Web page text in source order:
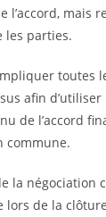
l’accord, mais
les parties.
toutes
afin
de l’accord
commune.
la négociation
de la